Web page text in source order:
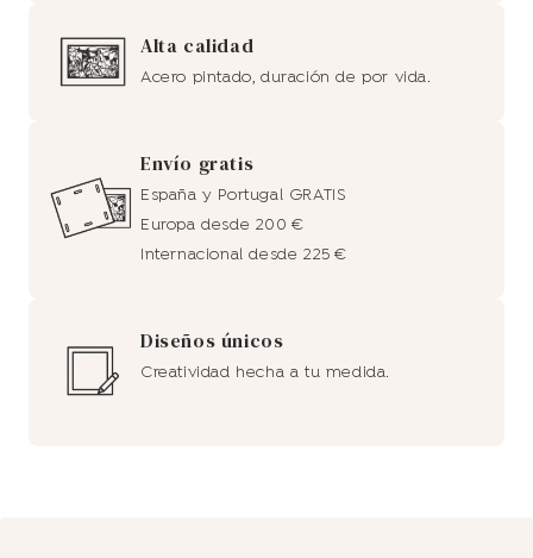
Alta calidad
Acero pintado, duración de por vida.
Envío gratis
España y Portugal GRATIS
Europa desde 200 €
Internacional desde 225 €
Diseños únicos
Creatividad hecha a tu medida.